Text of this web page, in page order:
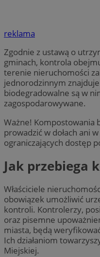
reklama
Zgodnie z ustawą o
gminach, kontrola
terenie nieruchomości
jednorodzinnym
biodegradowalne są w
zagospodarowywane.
Ważne! Kompostowania
prowadzić w dołach ani
ograniczających dostęp
Jak przebiega
Właściciele
obowiązek umożliwić
kontroli. Kontrolerzy,
oraz pisemne
miasta, będą
Ich działaniom
Miejskiej.